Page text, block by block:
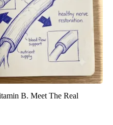
B. Meet The Real